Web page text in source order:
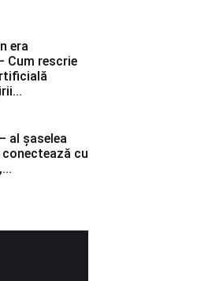
era
Cum rescrie
al șaselea
cu